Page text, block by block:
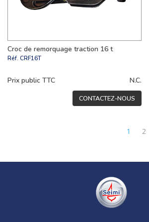
Croc de remorquage traction 16 t
Réf. CRF16T
Prix public TTC N.C.
CONTACTEZ-NOUS
1 2